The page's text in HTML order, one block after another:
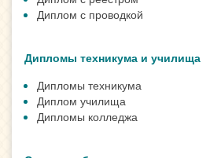
Диплом с проводкой
Дипломы техникума и училища
Дипломы техникума
Диплом училища
Дипломы колледжа